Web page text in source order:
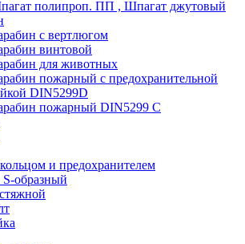
полипроп. ПП , Шпагат джутовый
c вертлюгом
винтовой
для животных
пожарный c предохранительной
DIN5299D
пожарный DIN5299 C
и предохранителем
образный